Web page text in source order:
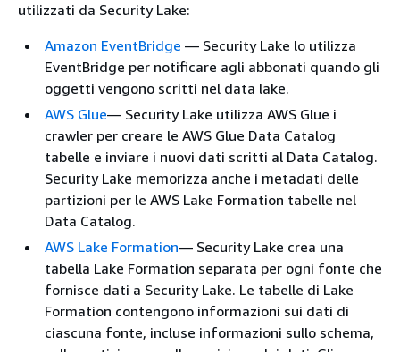
utilizzati da Security Lake:
Amazon EventBridge — Security Lake lo utilizza
EventBridge per notificare agli abbonati quando gli
oggetti vengono scritti nel data lake.
AWS Glue— Security Lake utilizza AWS Glue i
crawler per creare le AWS Glue Data Catalog
tabelle e inviare i nuovi dati scritti al Data Catalog.
Security Lake memorizza anche i metadati delle
partizioni per le AWS Lake Formation tabelle nel
Data Catalog.
AWS Lake Formation— Security Lake crea una
tabella Lake Formation separata per ogni fonte che
fornisce dati a Security Lake. Le tabelle di Lake
Formation contengono informazioni sui dati di
ciascuna fonte, incluse informazioni sullo schema,